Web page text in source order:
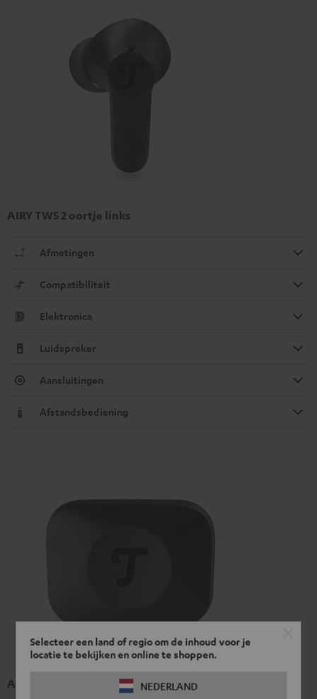
Selecteer een land of regio om de inhoud voor je
locatie te bekijken en online te shoppen.
NEDERLAND
AIRY TWS 2 oortje links
Afmetingen
Compatibiliteit
Elektronica
Luidspreker
Aansluitingen
Afstandsbediening
AIRY TWS 2 oplaadcase